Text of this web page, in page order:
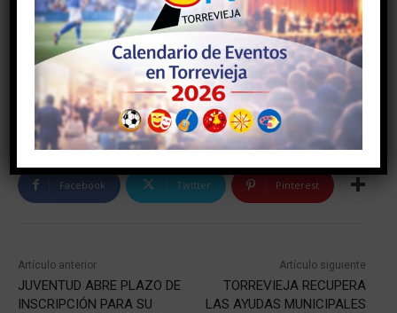
Facebook Twitter Pinterest
Artículo anterior
JUVENTUD ABRE PLAZO DE
INSCRIPCIÓN PARA SU
Artículo siguiente
TORREVIEJA RECUPERA
LAS AYUDAS MUNICIPALES